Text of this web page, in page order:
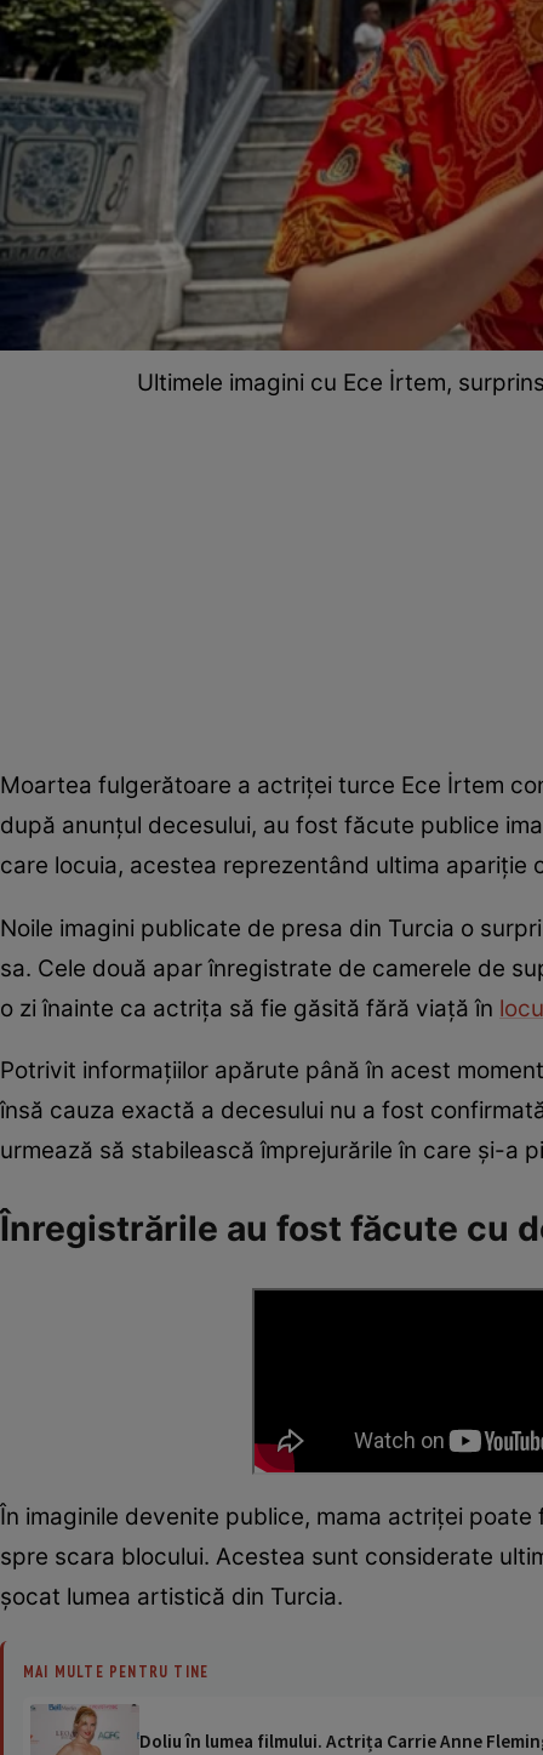
Ultimele imagini cu Ece İrtem,
Moartea fulgerătoare a actriței turce Ece İrtem
după anunțul decesului, au fost făcute publice
care locuia, acestea reprezentând ultima apariție
Noile imagini publicate de presa din Turcia o
sa. Cele două apar înregistrate de camerele de
o zi înainte ca actrița să fie găsită fără viață în
Potrivit informațiilor apărute până în acest
însă cauza exactă a decesului nu a fost
urmează să stabilească împrejurările în care și-a
Înregistrările au fost făcute cu
În imaginile devenite publice, mama actriței
spre scara blocului. Acestea sunt considerate
șocat lumea artistică din Turcia.
MAI MULTE PENTRU TINE
Doliu în lumea filmului. Actrița Carrie Anne